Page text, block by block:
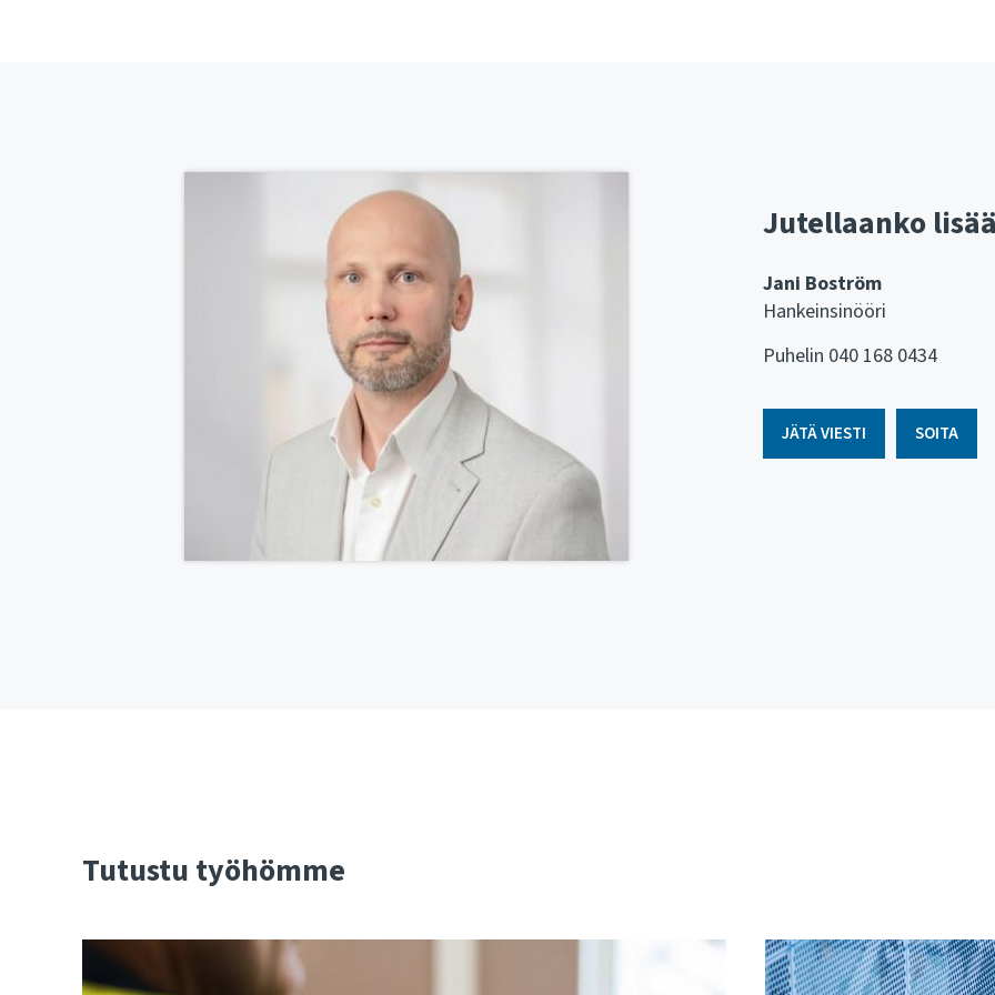
Jutellaanko
Jani Boström
Hankeinsinööri
Puhelin ​​​​​​​040 168 0434
JÄTÄ VIESTI SOITA
Tutustu työhömme